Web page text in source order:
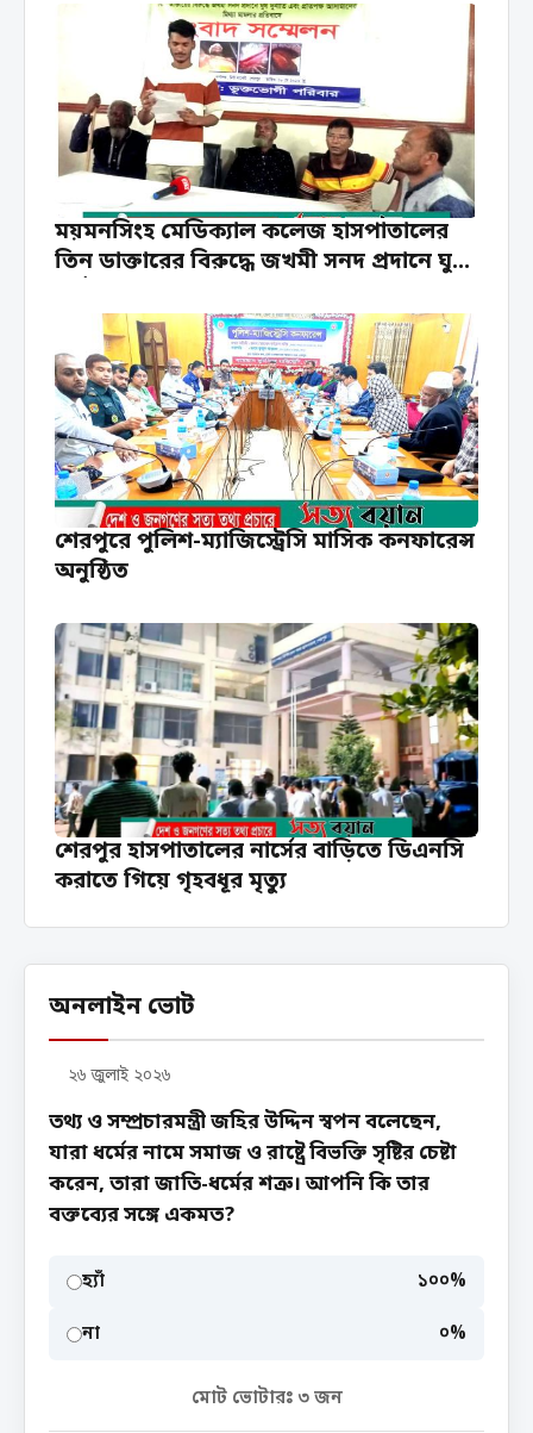
ময়মনসিংহ মেডিক্যাল কলেজ হাসপাতালের
তিন ডাক্তারের বিরুদ্ধে জখমী সনদ প্রদানে ঘুষ
শেরপুরে পুলিশ-ম্যাজিস্ট্রেসি মাসিক কনফারেন্স
অনুষ্ঠিত
শেরপুর হাসপাতালের নার্সের বাড়িতে ডিএনসি
করাতে গিয়ে গৃহবধূর মৃত্যু
অনলাইন ভোট
২৬ জুলাই ২০২৬
তথ্য ও সম্প্রচারমন্ত্রী জহির উদ্দিন স্বপন বলেছেন,
যারা ধর্মের নামে সমাজ ও রাষ্ট্রে বিভক্তি সৃষ্টির চেষ্টা
করেন, তারা জাতি-ধর্মের শত্রু। আপনি কি তার
বক্তব্যের সঙ্গে একমত?
হ্যাঁ ১০০%
না ০%
মোট ভোটারঃ ৩জন